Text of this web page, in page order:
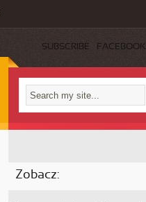
SUBSCRIBE FACEBOOK
Zobacz: